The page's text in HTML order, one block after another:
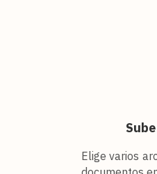
Elige varios